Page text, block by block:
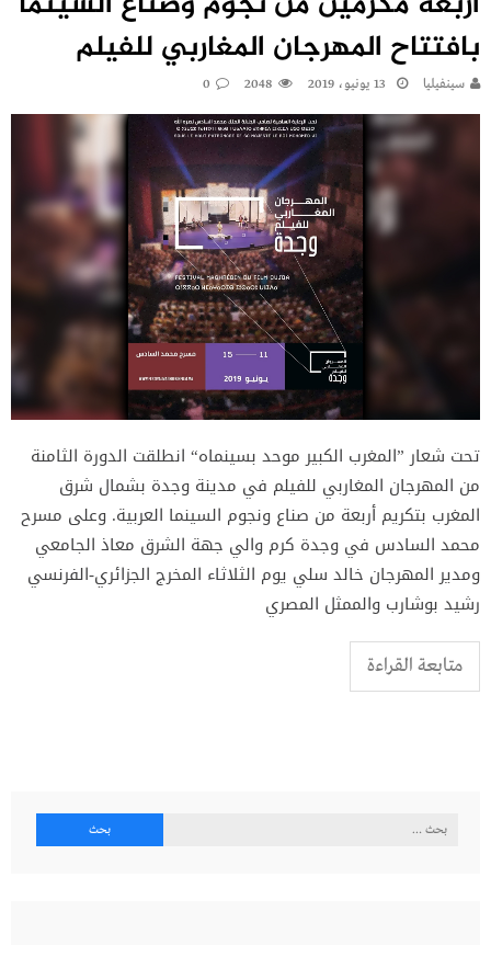
بافتتاح المهرجان المغاربي للفيلم
سينفيليا 13 يونيو، 2019 2048
0
تحت شعار ”المغرب الكبير موحد بسينماه“ انطلقت الدورة الثامنة
من المهرجان المغاربي للفيلم في مدينة وجدة بشمال شرق
المغرب بتكريم أربعة من صناع ونجوم السينما العربية. وعلى مسرح
محمد السادس في وجدة كرم والي جهة الشرق معاذ الجامعي
ومدير المهرجان خالد سلي يوم الثلاثاء المخرج الجزائري-الفرنسي
رشيد بوشارب والممثل المصري
متابعة القراءة
البحث